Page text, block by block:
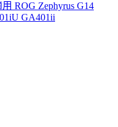
ROG Zephyrus G14
GA401ii